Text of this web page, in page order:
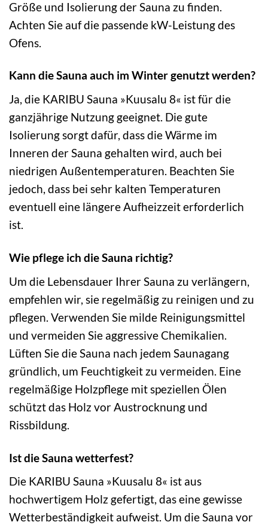
Größe und Isolierung der Sauna zu finden.
Achten Sie auf die passende kW-Leistung des
Ofens.
Kann die Sauna auch im Winter genutzt werden?
Ja, die KARIBU Sauna »Kuusalu 8« ist für die
ganzjährige Nutzung geeignet. Die gute
Isolierung sorgt dafür, dass die Wärme im
Inneren der Sauna gehalten wird, auch bei
niedrigen Außentemperaturen. Beachten Sie
jedoch, dass bei sehr kalten Temperaturen
eventuell eine längere Aufheizzeit erforderlich
ist.
Wie pflege ich die Sauna richtig?
Um die Lebensdauer Ihrer Sauna zu verlängern,
empfehlen wir, sie regelmäßig zu reinigen und zu
pflegen. Verwenden Sie milde Reinigungsmittel
und vermeiden Sie aggressive Chemikalien.
Lüften Sie die Sauna nach jedem Saunagang
gründlich, um Feuchtigkeit zu vermeiden. Eine
regelmäßige Holzpflege mit speziellen Ölen
schützt das Holz vor Austrocknung und
Rissbildung.
Ist die Sauna wetterfest?
Die KARIBU Sauna »Kuusalu 8« ist aus
hochwertigem Holz gefertigt, das eine gewisse
Wetterbeständigkeit aufweist. Um die Sauna vor